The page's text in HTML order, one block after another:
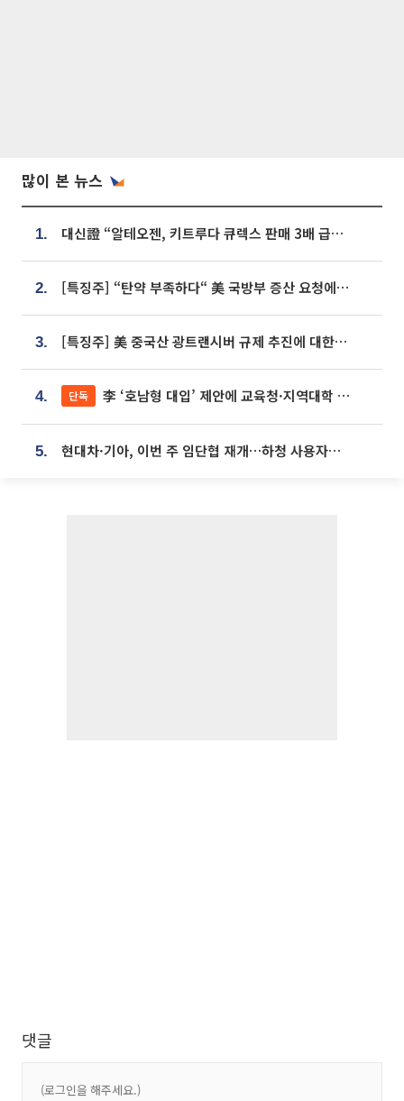
많이 본 뉴스
1. 대신證 “알테오젠, 키트루다 큐렉스 판매 3배 급증…목표가 41만원 상향”
2. [특징주] “탄약 부족하다“ 美 국방부 증산 요청에⋯국내 방산주 급등세
3. [특징주] 美 중국산 광트랜시버 규제 추진에 대한광통신 등 광통신株 강세
4. 단독 李 ‘호남형 대입’ 제안에 교육청·지역대학 서·논술형 입시 연계 '착수'
5. 현대차·기아, 이번 주 임단협 재개…하청 사용자성 재심도 ‘변수’
댓글